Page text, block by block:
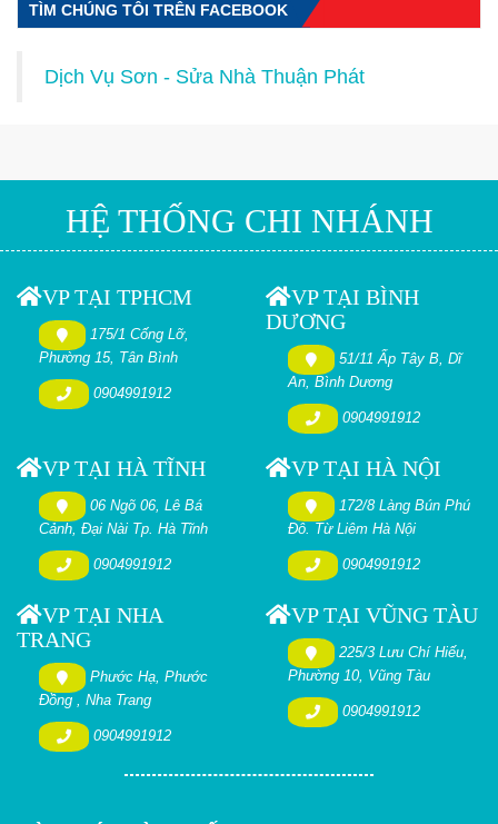
TÌM CHÚNG TÔI TRÊN FACEBOOK
Dịch Vụ Sơn - Sửa Nhà Thuận Phát
HỆ THỐNG CHI NHÁNH
VP TẠI TPHCM
175/1 Cống Lỡ,
Phường 15, Tân Bình
0904991912
VP TẠI BÌNH
DƯƠNG
51/11 Ấp Tây B, Dĩ
An, Bình Dương
0904991912
VP TẠI HÀ TĨNH
06 Ngõ 06, Lê Bá
Cảnh, Đại Nài Tp. Hà Tĩnh
0904991912
VP TẠI HÀ NỘI
172/8 Làng Bún Phú
Đô. Từ Liêm Hà Nội
0904991912
VP TẠI NHA
TRANG
Phước Hạ, Phước
Đồng , Nha Trang
0904991912
VP TẠI VŨNG TÀU
225/3 Lưu Chí Hiếu,
Phường 10, Vũng Tàu
0904991912